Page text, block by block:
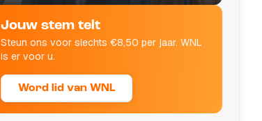
Jouw stem telt
Steun ons voor slechts €8,50 per jaar. WNL
is er voor u.
Word lid van WNL